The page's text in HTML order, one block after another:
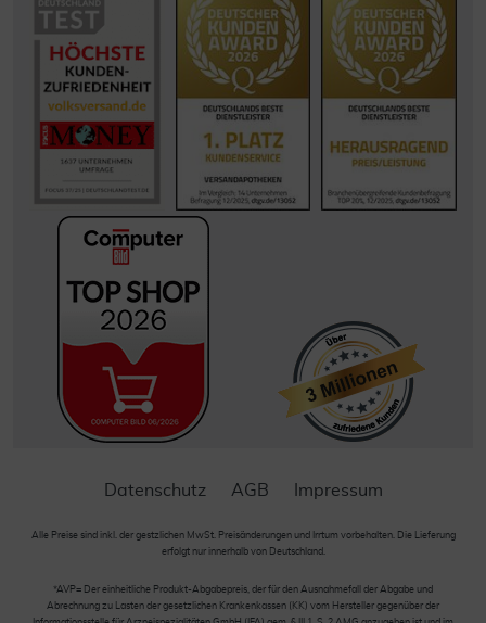
Datenschutz AGB Impressum
Alle Preise sind inkl. der gestzlichen MwSt. Preisänderungen und Irrtum vorbehalten. Die Lieferung
erfolgt nur innerhalb von Deutschland.
*AVP= Der einheitliche Produkt-Abgabepreis, der für den Ausnahmefall der Abgabe und
Abrechnung zu Lasten der gesetzlichen Krankenkassen (KK) vom Hersteller gegenüber der